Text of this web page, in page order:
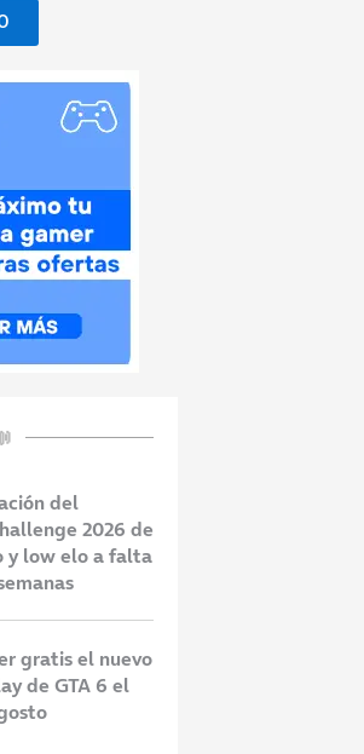
del
2026 de
y low elo a falta
gratis el nuevo
de GTA 6 el